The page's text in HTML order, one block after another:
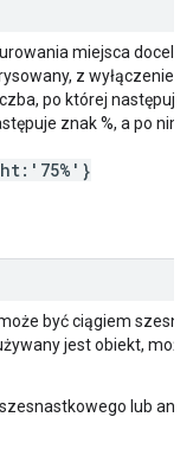
miejsca
z wyłączeniem
po której następuje
znak %, a po nim
być ciągiem
jest obiekt,
lub